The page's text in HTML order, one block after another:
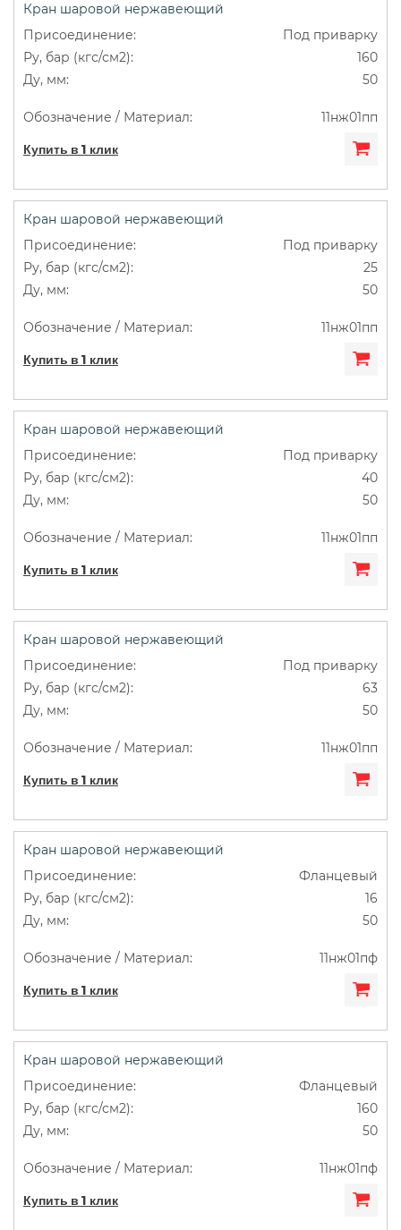
Кран шаровой нержавеющий
Под приварку
160
50
11нж01пп
Купить в 1 клик
Кран шаровой нержавеющий
Под приварку
25
50
11нж01пп
Купить в 1 клик
Кран шаровой нержавеющий
Под приварку
40
50
11нж01пп
Купить в 1 клик
Кран шаровой нержавеющий
Под приварку
63
50
11нж01пп
Купить в 1 клик
Кран шаровой нержавеющий
Фланцевый
16
50
11нж01пф
Купить в 1 клик
Кран шаровой нержавеющий
Фланцевый
160
50
11нж01пф
Купить в 1 клик